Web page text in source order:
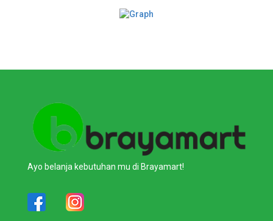
Ayo belanja kebutuhan mu di Brayamart!